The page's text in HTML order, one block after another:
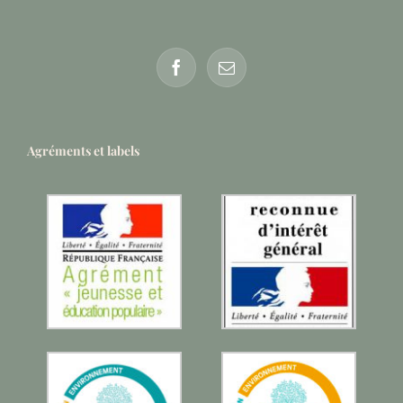
Agréments et labels